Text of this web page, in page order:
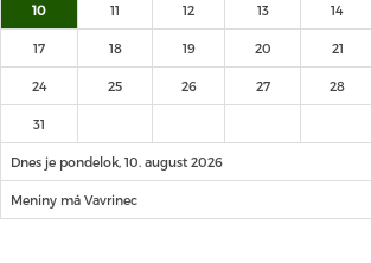
10 11 12 13 14
17 18 19 20 21
24 25 26 27 28
31
Dnes je pondelok, 10. august 2026
Meniny má Vavrinec